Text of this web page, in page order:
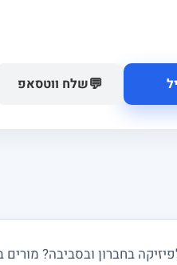
💬שלח ווטסאפ